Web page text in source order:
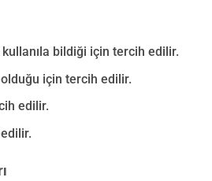
bildiği için tercih edilir.
için tercih edilir.
edilir.